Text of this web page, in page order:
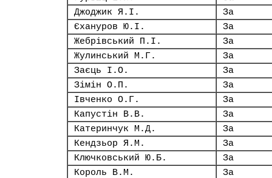
Джоджик Я.І.
За
Єхануров Ю.І.
За
Жебрівський П.І.
За
Жулинський М.Г.
За
Заєць І.О.
За
Зімін О.П.
За
Івченко О.Г.
За
Капустін В.В.
За
Катеринчук М.Д.
За
Кендзьор Я.М.
За
Ключковський Ю.Б.
За
Король В.М.
За